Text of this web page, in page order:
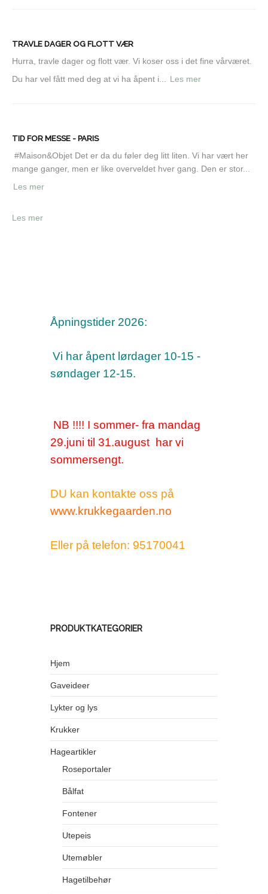
TRAVLE DAGER OG FLOTT VÆR
Hurra, travle dager og flott vær. Vi koser oss i det fine vårværet.
Du har vel fått med deg at vi ha åpent i... Les mer
TID FOR MESSE - PARIS
#Maison&Objet Det er da du føler deg litt liten. Vi har vært her
mange ganger, men er like overveldet hver gang. Den er stor...
Les mer
Les mer
Åpningstider 2026:
Vi har åpent lørdager 10-15 -
søndager 12-15.
NB !!!! I sommer- fra mandag
29.juni til 31.august har vi
sommersengt.
DU kan kontakte oss på
www.krukkegaarden.no
Eller på telefon: 95170041
PRODUKTKATEGORIER
Hjem
Gaveideer
Lykter og lys
Krukker
Hageartikler
Roseportaler
Bålfat
Fontener
Utepeis
Utemøbler
Hagetilbehør